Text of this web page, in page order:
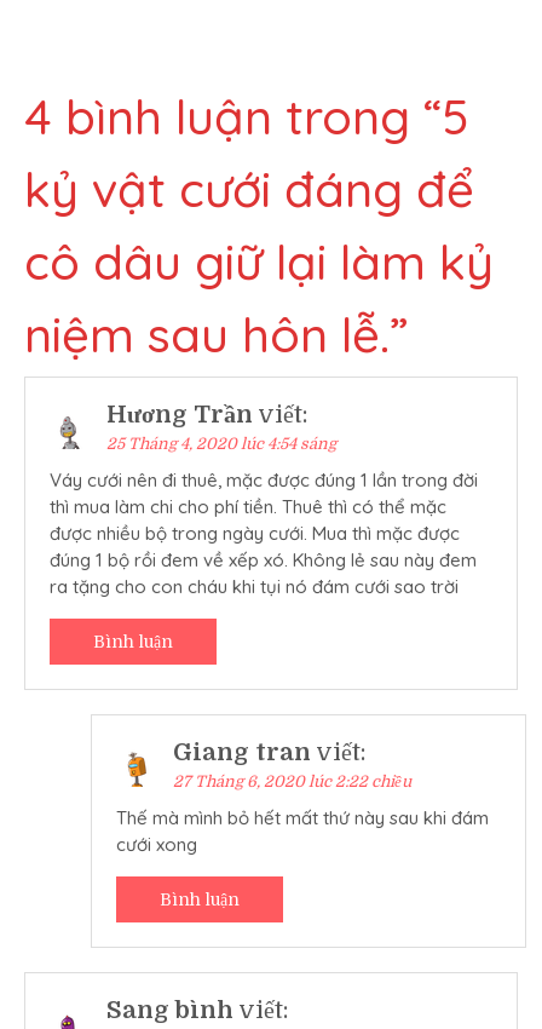
viết
4 bình luận trong “5
kỷ vật cưới đáng để
cô dâu giữ lại làm kỷ
niệm sau hôn lễ.”
Hương Trần viết:
25 Tháng 4, 2020 lúc 4:54 sáng
Váy cưới nên đi thuê, mặc được đúng 1 lần trong đời
thì mua làm chi cho phí tiền. Thuê thì có thể mặc
được nhiều bộ trong ngày cưới. Mua thì mặc được
đúng 1 bộ rồi đem về xếp xó. Không lẻ sau này đem
ra tặng cho con cháu khi tụi nó đám cưới sao trời
Bình luận
Giang tran viết:
27 Tháng 6, 2020 lúc 2:22 chiều
Thế mà mình bỏ hết mất thứ này sau khi đám
cưới xong
Bình luận
Sang bình viết: